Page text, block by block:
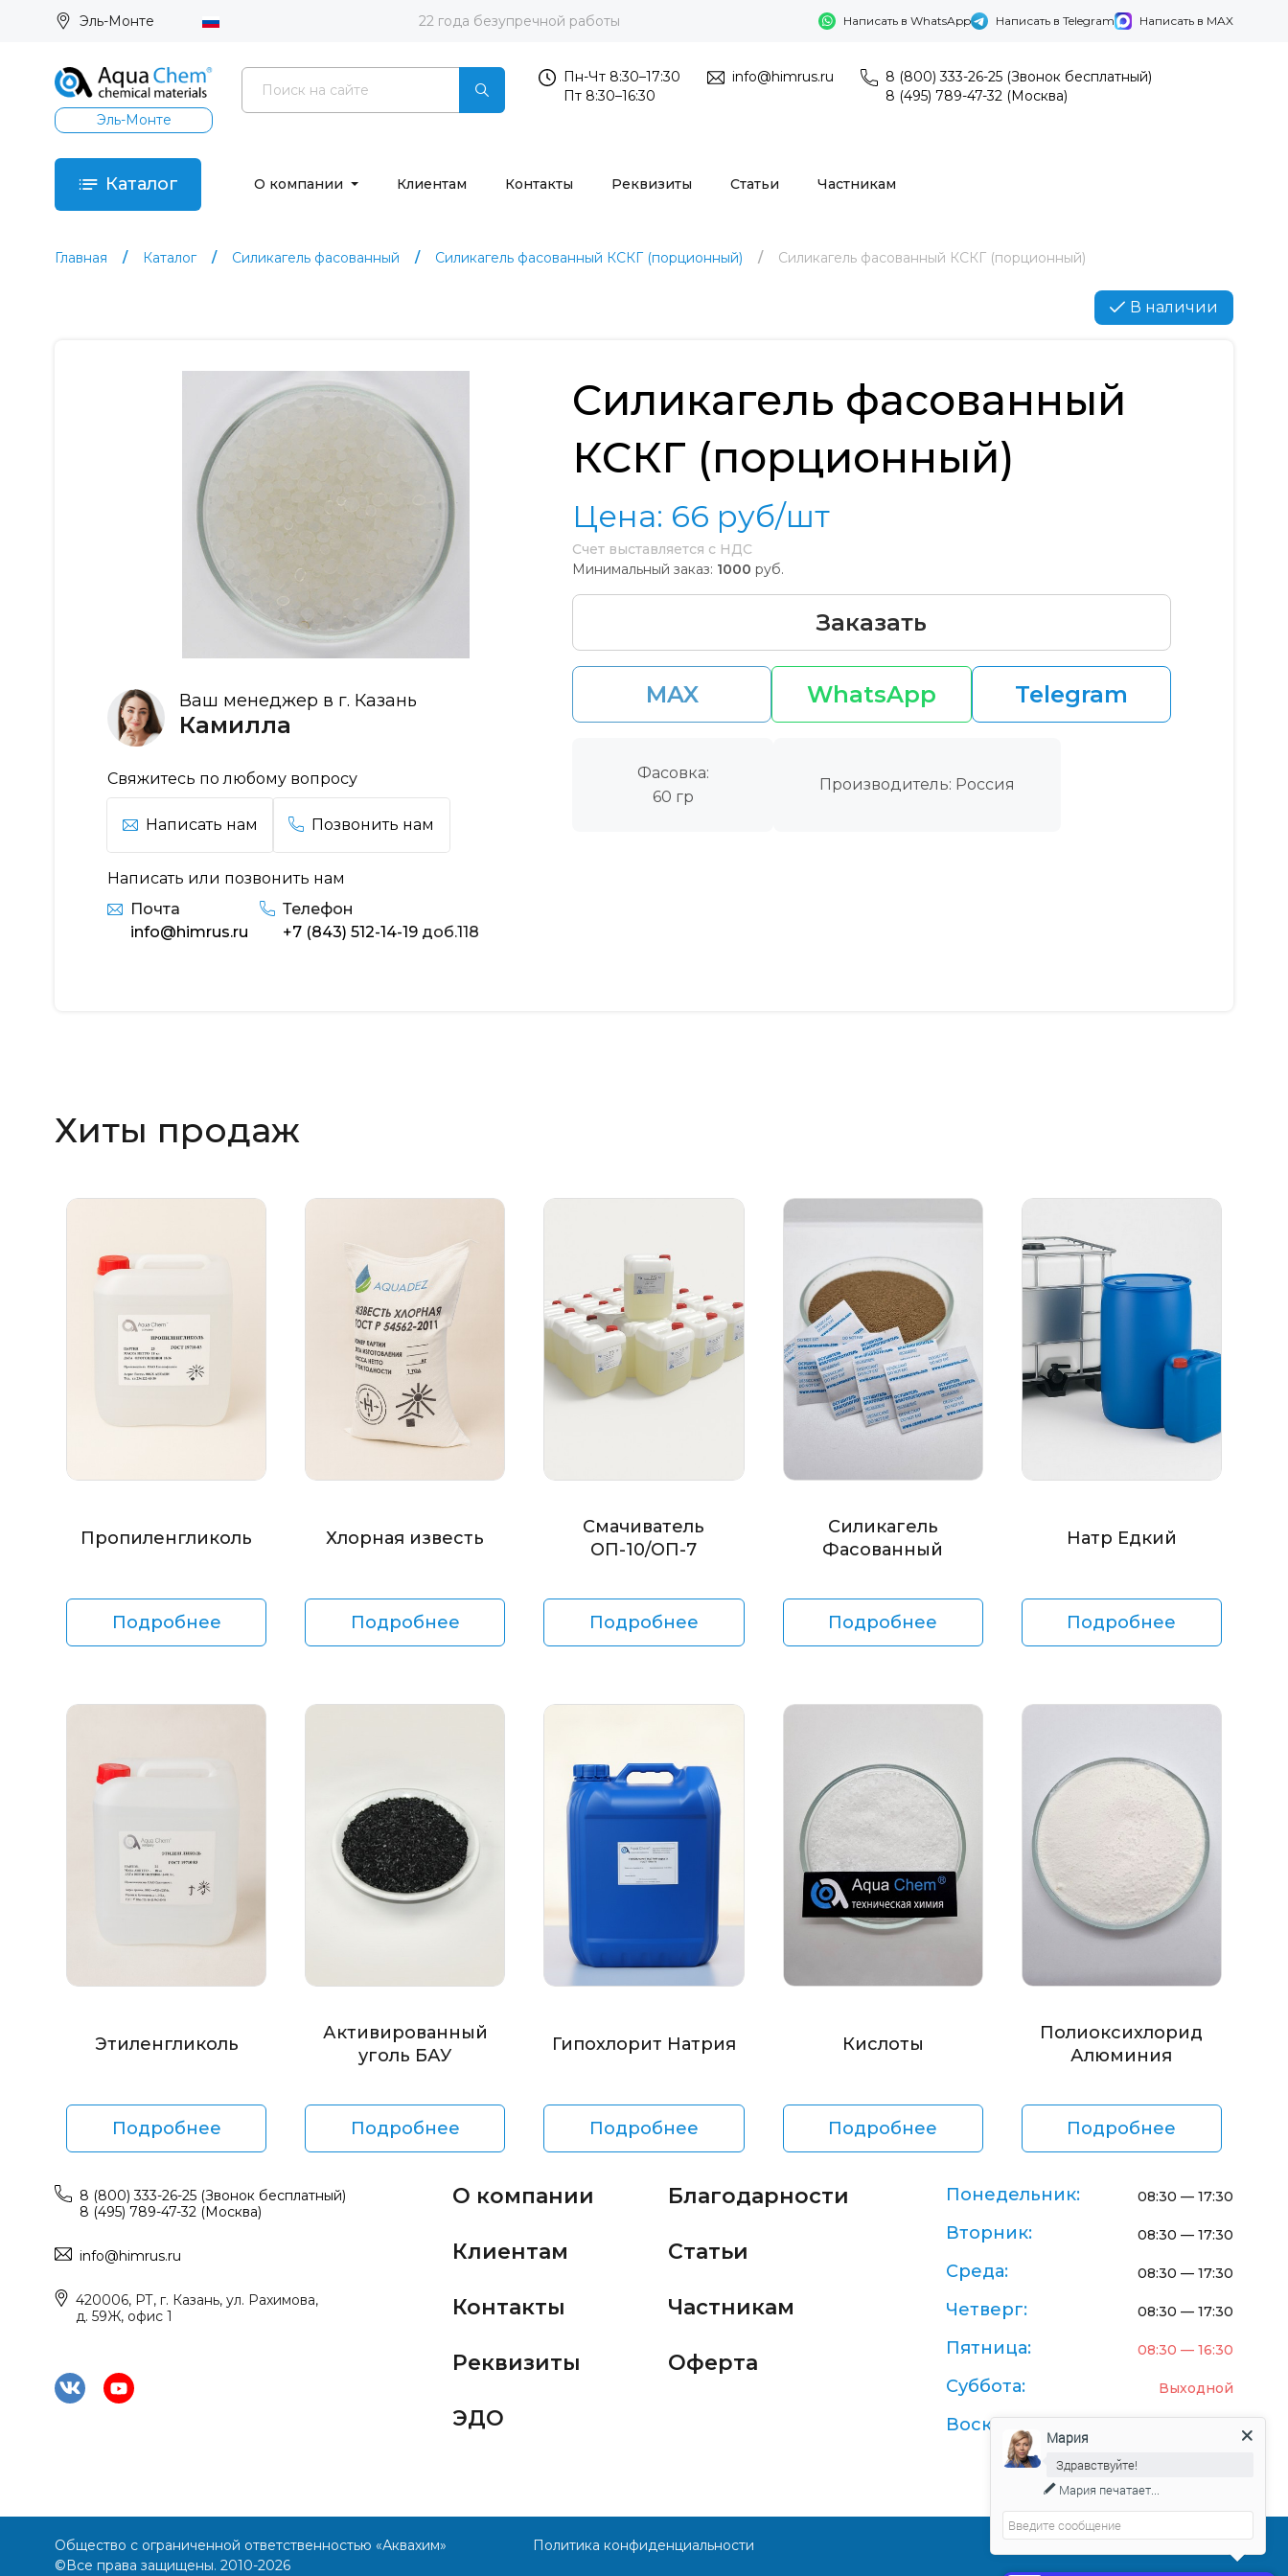
Эль-Монте 22 года безупречной работы Написать в WhatsApp Написать в Telegram Написать в MAX
Эль-Монте
Пн-Чт 8:30–17:30
Пт 8:30–16:30
info@himrus.ru
8 (800) 333-26-25 (Звонок бесплатный)
8 (495) 789-47-32 (Москва)
Каталог О компании Клиентам Контакты Реквизиты Статьи Частникам
Главная Каталог Силикагель фасованный Силикагель фасованный КСКГ (порционный) Силикагель фасованный КСКГ (порционный)
В наличии
Ваш менеджер в г. Казань
Камилла
Свяжитесь по любому вопросу
Написать нам Позвонить нам
Написать или позвонить нам
Почта
info@himrus.ru
Телефон
+7 (843) 512-14-19 доб.118
Силикагель фасованный
КСКГ (порционный)
Цена: 66 руб/шт
Счет выставляется с НДС
Минимальный заказ: 1000 руб.
Заказать
MAX WhatsApp Telegram
Фасовка:
60 гр
Производитель: Россия
Хиты продаж
Пропиленгликоль
Подробнее
Хлорная известь
Подробнее
Смачиватель
ОП-10/ОП-7
Подробнее
Силикагель
Фасованный
Подробнее
Натр Едкий
Подробнее
Этиленгликоль
Подробнее
Активированный
уголь БАУ
Подробнее
Гипохлорит Натрия
Подробнее
Кислоты
Подробнее
Полиоксихлорид
Алюминия
Подробнее
8 (800) 333-26-25 (Звонок бесплатный)
8 (495) 789-47-32 (Москва)
info@himrus.ru
420006, РТ, г. Казань, ул. Рахимова,
д. 59Ж, офис 1
О компании
Клиентам
Контакты
Реквизиты
ЭДО
Благодарности
Статьи
Частникам
Оферта
Понедельник: 08:30 — 17:30
Вторник: 08:30 — 17:30
Среда: 08:30 — 17:30
Четверг: 08:30 — 17:30
Пятница: 08:30 — 16:30
Суббота: Выходной
Воскресенье:
Общество с ограниченной ответственностью «Аквахим»
©Все права защищены. 2010-2026
Политика конфиденциальности
Мария
Здравствуйте!
Мария печатает...